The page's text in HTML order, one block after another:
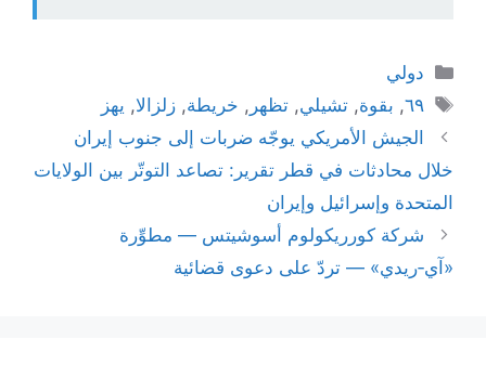
التصنيفات
دولي
الوسوم
٦٩, بقوة,تشيلي,تظهر , خريطة,زلزالا, يهز
الجيش الأمريكي يوجّه ضربات إلى جنوب إيران
خلال محادثات في قطر تقرير: تصاعد التوتّر بين الولايات
المتحدة وإسرائيل وإيران
شركة كورريكولوم أسوشيتس — مطوِّرة
«آي‑ريدي» — تردّ على دعوى قضائية